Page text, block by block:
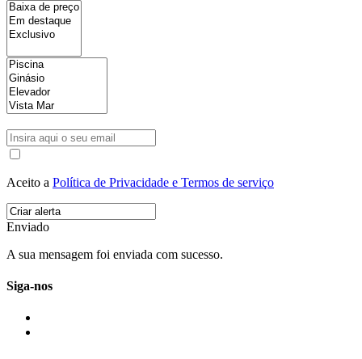
Aceito a Política de Privacidade e Termos de serviço
Enviado
A sua mensagem foi enviada com sucesso.
Siga-nos